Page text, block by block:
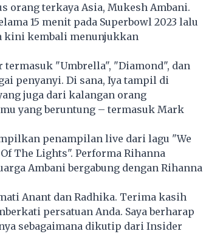
terkaya Asia, Mukesh Ambani.
15 menit pada Superbowl 2023 lalu
kini kembali menunjukkan
"Umbrella", "Diamond", dan
penyanyi. Di sana, Iya tampil di
juga dari kalangan orang
yang beruntung – termasuk Mark
penampilan live dari lagu "We
The Lights". Performa Rihanna
Ambani bergabung dengan Rihanna
Anant dan Radhika. Terima kasih
persatuan Anda. Saya berharap
sebagaimana dikutip dari Insider